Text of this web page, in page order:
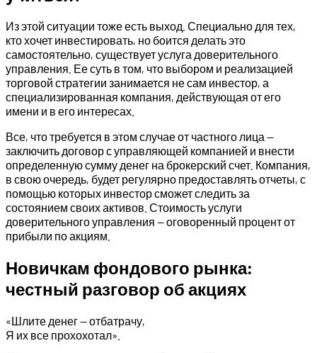
Из этой ситуации тоже есть выход. Специально для тех,
кто хочет инвестировать, но боится делать это
самостоятельно, существует услуга доверительного
управления. Ее суть в том, что выбором и реализацией
торговой стратегии занимается не сам инвестор, а
специализированная компания, действующая от его
имени и в его интересах.
Все, что требуется в этом случае от частного лица —
заключить договор с управляющей компанией и внести
определенную сумму денег на брокерский счет. Компания,
в свою очередь, будет регулярно предоставлять отчеты, с
помощью которых инвестор сможет следить за
состоянием своих активов. Стоимость услуги
доверительного управления — оговоренный процент от
прибыли по акциям.
Новичкам фондового рынка:
честный разговор об акциях
«Шлите денег — отбатрачу,
Я их все прохохотал».